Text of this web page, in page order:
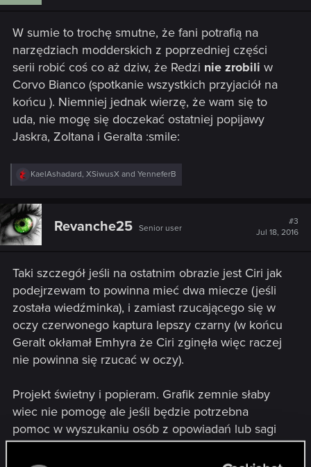
:
W sumie to trochę smutne, że fani potrafią na
narzędziach modderskich z poprzedniej części
serii robić coś co aż dziw, że Redzi nie zrobili w
Corvo Bianco (spotkanie wszystkich przyjaciół na
końcu ). Niemniej jednak wierzę, że wam się to
uda, nie mogę się doczekać ostatniej popijawy
Jaskra, Zoltana i Geralta :smile:
R
e
c
t
i
o
:
KaelAshadard, XSiwusX and YenneferB
Revanche25 Senior user
#3
Jul 18, 2016
Taki szczegół jeśli na ostatnim obrazie jest Ciri jak
podejrzewam to powinna mieć dwa miecze (jeśli
została wiedźminka), i zamiast rzucającego się w
oczy czerwonego kaptura lepszy czarny (w końcu
Geralt okłamał Emhyra że Ciri zginęła więc raczej
nie powinna się rzucać w oczy).
Projekt świetny i popieram. Grafik zemnie słaby
wiec nie pomogę ale jeśli będzie potrzebna
pomoc w wyszukaniu osób z opowiadań lub sagi
które powinny wziąć udział w takiej uroczystości
to służę pomocą.